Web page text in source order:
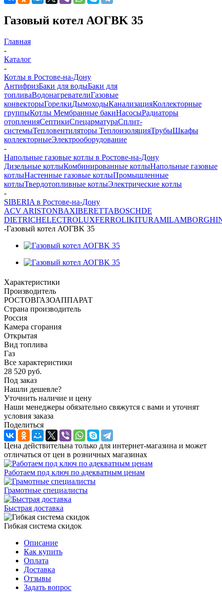
Газовый котел АОГВK 35
Главная
-
Каталог
-
Котлы в Ростове-на-Дону
АнтифризБаки для водыБаки для
топливаВодонагревателиГазовые
конвекторыГорелкиДымоходыКанализацияКоллекторные
группыКотлы Мембранные бакиНасосыРадиаторы
отопленияСептикиСпецарматураСплит-
системыТепловентиляторы ТеплоизоляцияТрубыШкафы
коллекторныеЭлектрооборудование
-
Напольные газовые котлы в Ростове-на-Дону
Дизельные котлыКомбинированные котлыНапольные газовые
котлыНастенные газовые котлыПромышленные
котлыТвердотопливные котлыЭлектрические котлы
-
SIBERIA в Ростове-на-Дону
ACV ARISTONBAXIBERETTABOSCHDE
DIETRICHELECTROLUXFERROLIKITURAMI
-Газовый котел АОГВK 35
Характеристики
Производитель
РОСТОВГАЗОАППАРАТ
Страна производитель
Россия
Камера сгорания
Открытая
Вид топлива
Газ
Все характеристики
28 520 руб.
Под заказ
Нашли дешевле?
Уточнить наличие и цену
Наши менеджеры обязательно свяжутся с вами и уточнят
условия заказа
Поделиться
Цена действительна только для интернет-магазина и может
отличаться от цен в розничных магазинах
Работаем под ключ по адекватным ценам
Грамотные специалисты
Быстрая доставка
Гибкая система скидок
Описание
Как купить
Оплата
Доставка
Отзывы
Задать вопрос